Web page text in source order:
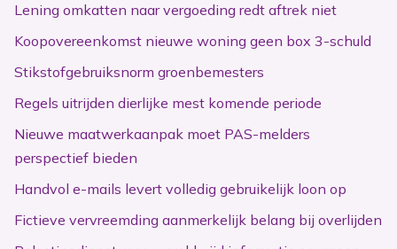
Lening omkatten naar vergoeding redt aftrek niet
Koopovereenkomst nieuwe woning geen box 3-schuld
Stikstofgebruiksnorm groenbemesters
Regels uitrijden dierlijke mest komende periode
Nieuwe maatwerkaanpak moet PAS-melders
perspectief bieden
Handvol e-mails levert volledig gebruikelijk loon op
Fictieve vervreemding aanmerkelijk belang bij overlijden